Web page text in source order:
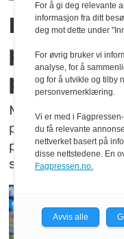
Når
politi: –
politiet
Med 25 nasjoner
politiet en
politimodell som
synlighet og tillit.
For å gi deg relevante
informasjon fra ditt
deg mot dette under
For øvrig bruker vi
analyse, for å
og for å utvikle og tilby
personvernerklæring.
Vi er med i
du få relevante
nettverket basert på
disse nettstedene. En
Fagpressen.no.
Avvis alle